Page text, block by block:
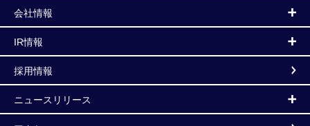
会社情報
IR情報
採用情報
ニュースリリース